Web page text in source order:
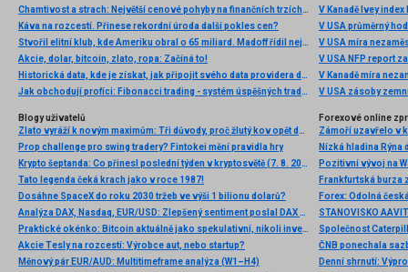
Chamtivost a strach: Největší cenové pohyby na finančních trzích (červenec 2026)
Káva na rozcestí. Přinese rekordní úroda další pokles cen?
Stvořil elitní klub, kde Ameriku obral o 65 miliard. Madoff řídil největší Ponzi dějin
Akcie, dolar, bitcoin, zlato, ropa: Začíná to!
Historická data, kde je získat, jak připojit svého data providera do MultiCharts a proč je budeme potřebovat? (4. díl)
Jak obchodují profíci: Fibonacci trading - systém úspěšných traderů
V Kanadě Ivey index
V USA průměrný
V USA míra
V USA NFP report
V Kanadě míra
V USA zásoby
Blogy uživatelů
Zlato vyráží k novým maximům: Tři důvody, proč žlutý kov opět dominuje
Prop challenge pro swing tradery? Fintokei mění pravidla hry
Krypto šeptanda: Co přinesl poslední týden v kryptosvětě (7. 8. 2026)
Tato legenda čeká krach jako v roce 1987!
Dosáhne SpaceX do roku 2030 tržeb ve výši 1 bilionu dolarů?
Analýza DAX, Nasdaq, EUR/USD: Zlepšený sentiment poslal DAX na nová maxima
Praktické okénko: Bitcoin aktuálně jako spekulativní, nikoli investiční aktivum
Akcie Tesly na rozcestí: Výrobce aut, nebo startup?
Měnový pár EUR/AUD: Multitimeframe analýza (W1–H4)
Forexové online
Nízká hladina
Pozitivní vývoj na
Frankfurtská burza
Denní shrnutí: